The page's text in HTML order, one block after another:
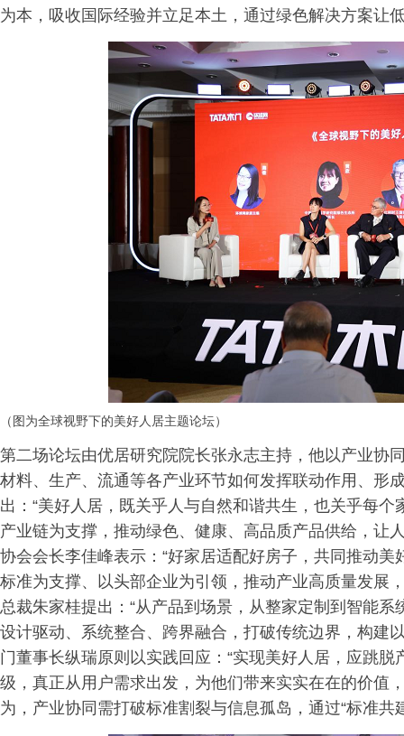
为本，吸收国际经验并立足本土，通过绿色解决方案让
（图为全球视野下的美好人居主题论坛）
第二场论坛由优居研究院院长张永志主持，他以产业协
材料、生产、流通等各产业环节如何发挥联动作用、形
出：“美好人居，既关乎人与自然和谐共生，也关乎每
产业链为支撑，推动绿色、健康、高品质产品供给，让
协会会长李佳峰表示：“好家居适配好房子，共同推动
标准为支撑、以头部企业为引领，推动产业高质量发展
总裁朱家桂提出：“从产品到场景，从整家定制到智能
设计驱动、系统整合、跨界融合，打破传统边界，构建
门董事长纵瑞原则以实践回应：“实现美好人居，应跳
级，真正从用户需求出发，为他们带来实实在在的价值
为，产业协同需打破标准割裂与信息孤岛，通过“标准共